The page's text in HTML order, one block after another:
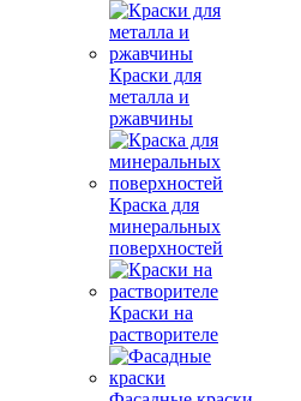
Краски для
металла и
ржавчины
Краска для
минеральных
поверхностей
Краски на
растворителе